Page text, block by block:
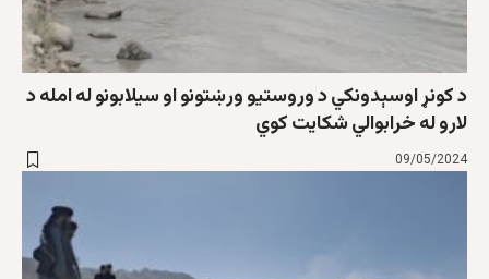
د کونړ اوسېدونکي د وروستیو ورښتونو او سیلابونو له امله د
لارو له خرابوالي شکایت کوي
09/05/2024